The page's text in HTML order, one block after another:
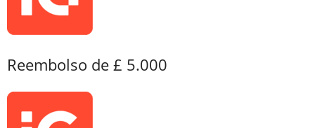
Reembolso de £ 5.000